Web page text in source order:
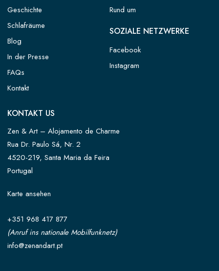
Geschichte
Schlafräume
Blog
In der Presse
FAQs
Kontakt
Rund um
SOZIALE NETZWERKE
Facebook
Instagram
KONTAKT US
Zen & Art – Alojamento de Charme
Rua Dr. Paulo Sá, Nr. 2
4520-219, Santa Maria da Feira
Portugal
Karte ansehen
+351 968 417 877
(Anruf ins nationale Mobilfunknetz)
info@zenandart.pt